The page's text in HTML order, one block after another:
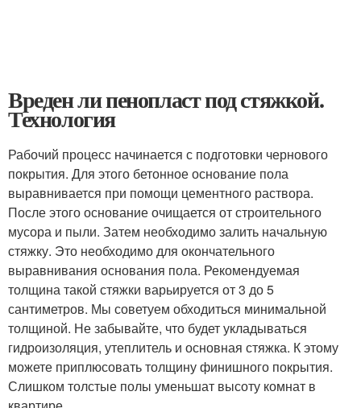
Вреден ли пенопласт под стяжкой.
Технология
Рабочий процесс начинается с подготовки чернового
покрытия. Для этого бетонное основание пола
выравнивается при помощи цементного раствора.
После этого основание очищается от строительного
мусора и пыли. Затем необходимо залить начальную
стяжку. Это необходимо для окончательного
выравнивания основания пола. Рекомендуемая
толщина такой стяжки варьируется от 3 до 5
сантиметров. Мы советуем обходиться минимальной
толщиной. Не забывайте, что будет укладываться
гидроизоляция, утеплитель и основная стяжка. К этому
можете приплюсовать толщину финишного покрытия.
Слишком толстые полы уменьшат высоту комнат в